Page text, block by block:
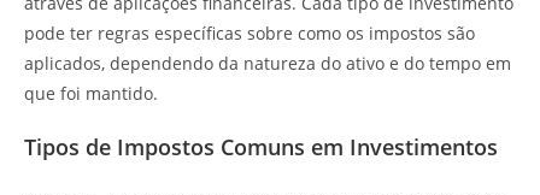
pode ter regras específicas sobre como os impostos são
aplicados, dependendo da natureza do ativo e do tempo em
que foi mantido.
Tipos de Impostos Comuns em Investimentos